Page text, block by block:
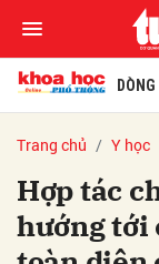
Trang chủ Y học
Hợp tác
hướng tới